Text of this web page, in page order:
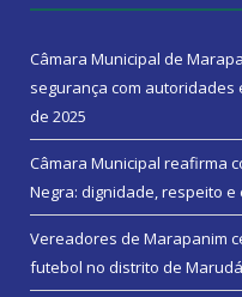
Câmara Municipal de
segurança com autoridades
de 2025
Câmara Municipal reafirma
Negra: dignidade, respeito e
Vereadores de Marapanim
futebol no distrito de Marudá